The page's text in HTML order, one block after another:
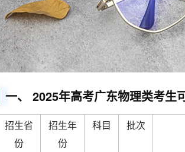
一、 2025年高考广东物理类考生
招生省
份
招生年
份
科目 批次